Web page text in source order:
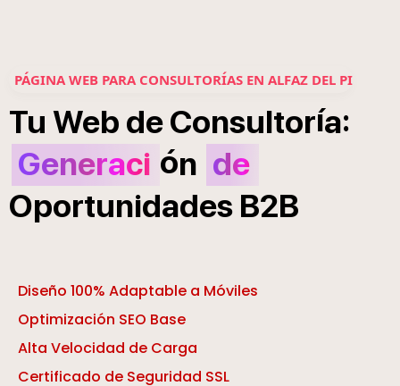
PÁGINA WEB PARA CONSULTORÍAS EN ALFAZ DEL PI
Tu Web deConsultoría:
Generaci ón de
Oportunidades B2B
Diseño 100% Adaptable a Móviles
Optimización SEO Base
Alta Velocidad de Carga
Certificado de Seguridad SSL